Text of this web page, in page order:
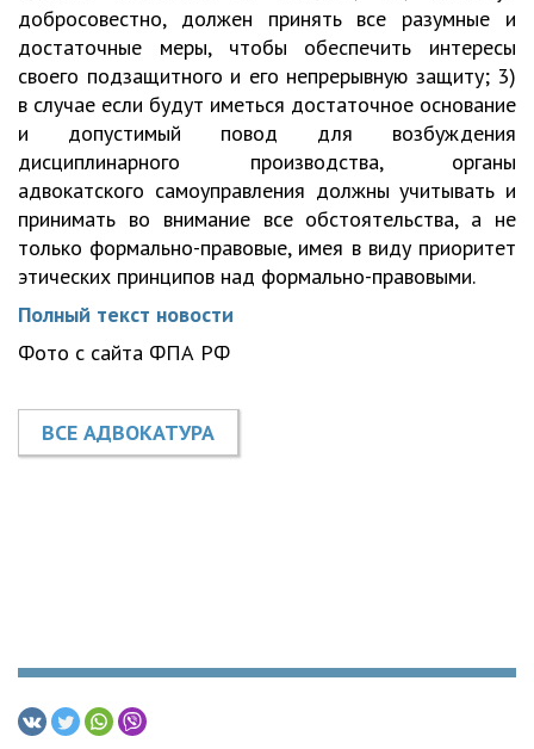
добросовестно, должен принять все разумные и
достаточные меры, чтобы обеспечить интересы
своего подзащитного и его непрерывную защиту; 3)
в случае если будут иметься достаточное основание
и допустимый повод для возбуждения
дисциплинарного производства, органы
адвокатского самоуправления должны учитывать и
принимать во внимание все обстоятельства, а не
только формально-правовые, имея в виду приоритет
этических принципов над формально-правовыми.
Полный текст новости
Фото с сайта ФПА РФ
ВСЕ АДВОКАТУРА